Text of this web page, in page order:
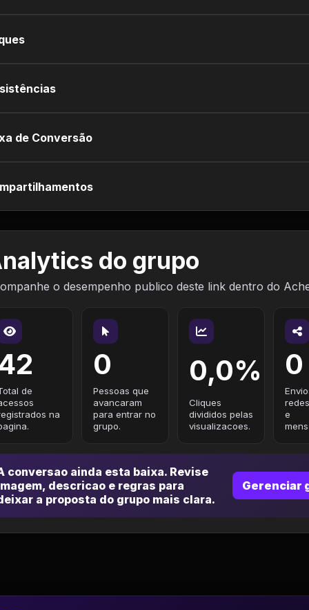
de Conversão
do grupo
o desempenho publico deste link dentro do
de
na
0
Pessoas que
avancaram
para entrar no
grupo.
0,0%
Cliques
divididos pelas
visualizacoes.
0
e
conversao ainda esta baixa. Revise
descricao e regras para
a proposta do grupo mais clara.
Gerenciar